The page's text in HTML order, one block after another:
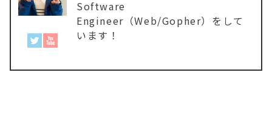
Software
Engineer（Web/Gopher）をして
います！